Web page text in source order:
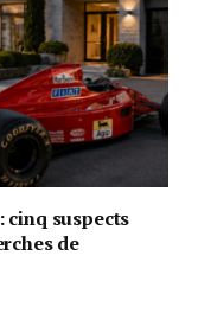
cinq suspects
de